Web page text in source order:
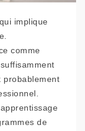
implique
comme
probablement
de